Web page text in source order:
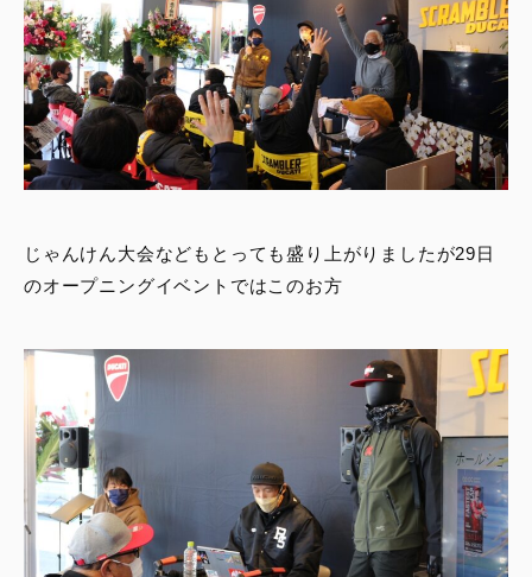
じゃんけん大会などもとっても盛り上がりましたが29日
のオープニングイベントではこのお方